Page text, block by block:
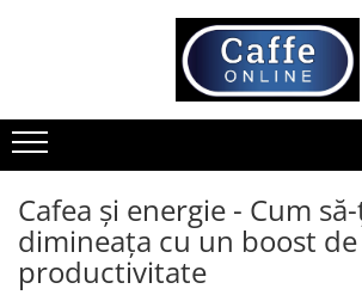
Cafea
Cafea Boabe
Capsule Cafea
Cafea Macinata
Cafea Instant
Cafea și energie - Cum
dimineața cu un boost de
productivitate